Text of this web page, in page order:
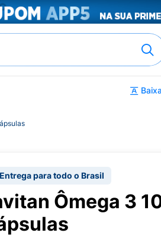
Entrega para todo o Brasil
Ômega 3